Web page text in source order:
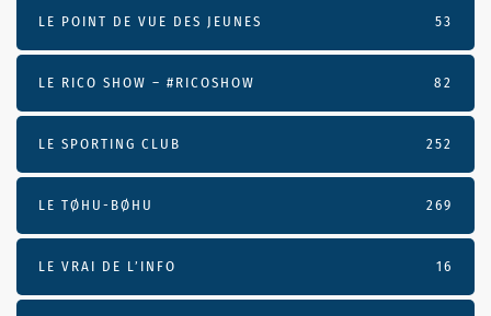
LE POINT DE VUE DES JEUNES 53
LE RICO SHOW – #RICOSHOW 82
LE SPORTING CLUB 252
LE TØHU-BØHU 269
LE VRAI DE L’INFO 16